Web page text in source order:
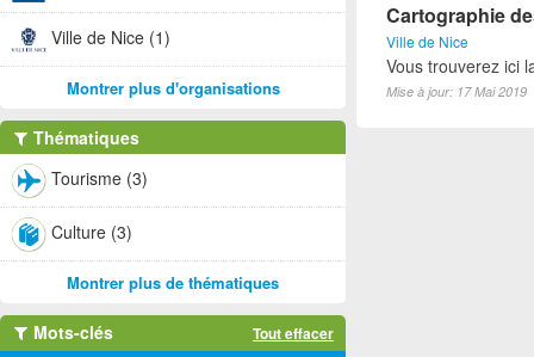
Cartographie
Ville de Nice
Vous trouverez ici
Mise à jour: 17 Mai 2019
Ville de Nice (1)
Montrer plus d'organisations
Thématiques
Tourisme (3)
Culture (3)
Montrer plus de thématiques
Mots-clés Tout effacer